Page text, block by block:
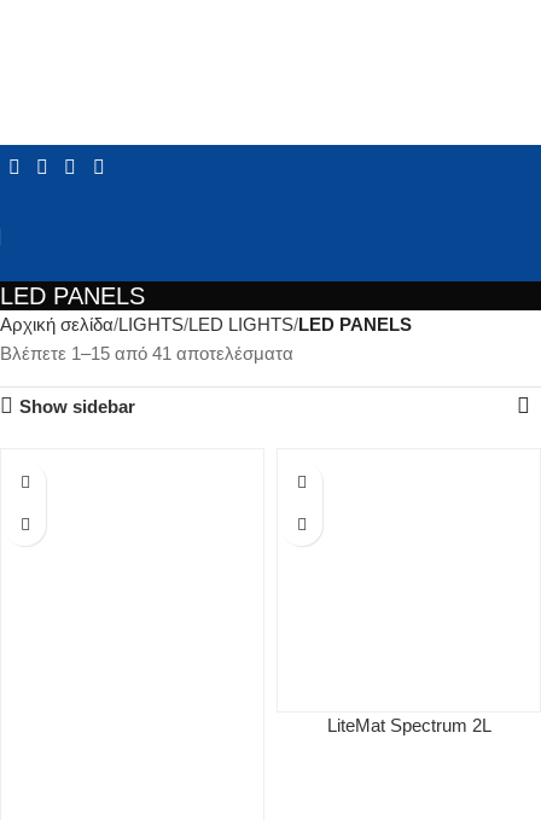
LED PANELS
Αρχική σελίδα LIGHTS LED LIGHTS LED PANELS
Βλέπετε 1–15 από 41 αποτελέσματα
Show sidebar
LiteMat Spectrum 2L